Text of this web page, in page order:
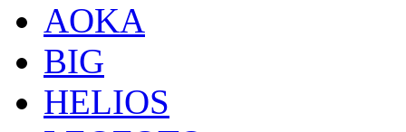
AOKA
BIG
HELIOS